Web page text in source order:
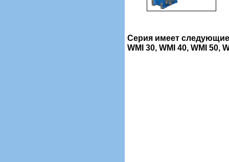
Серия имеет
WMI 30, WMI 40, WMI 50,